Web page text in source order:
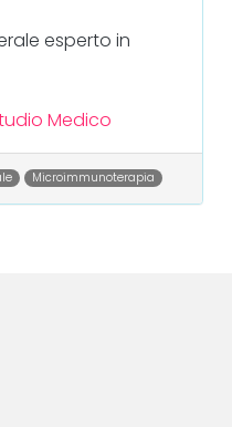
esperto in
Medico
Microimmunoterapia